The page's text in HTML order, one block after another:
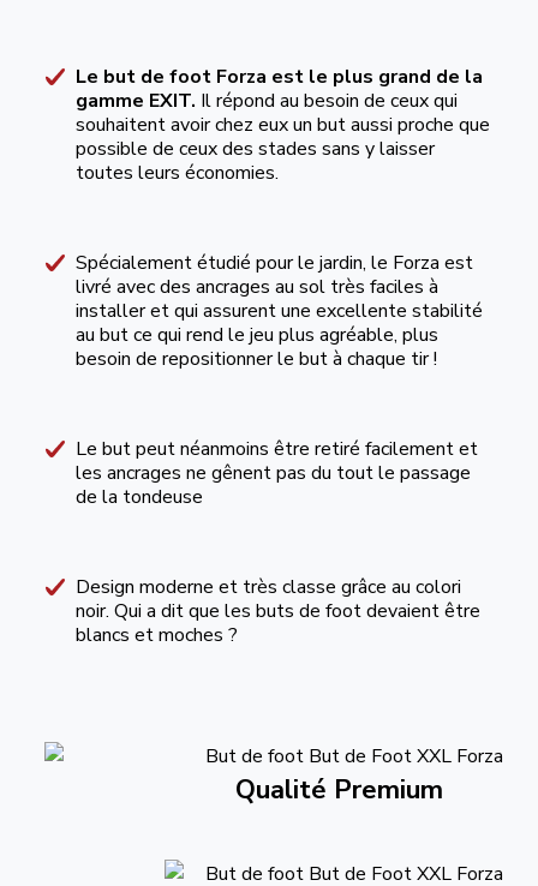
Le but de foot Forza est le plus grand de la
gamme EXIT. Il répond au besoin de ceux qui
souhaitent avoir chez eux un but aussi proche que
possible de ceux des stades sans y laisser
toutes leurs économies.
Spécialement étudié pour le jardin, le Forza est
livré avec des ancrages au sol très faciles à
installer et qui assurent une excellente stabilité
au but ce qui rend le jeu plus agréable, plus
besoin de repositionner le but à chaque tir !
Le but peut néanmoins être retiré facilement et
les ancrages ne gênent pas du tout le passage
de la tondeuse
Design moderne et très classe grâce au colori
noir. Qui a dit que les buts de foot devaient être
blancs et moches ?
Qualité Premium